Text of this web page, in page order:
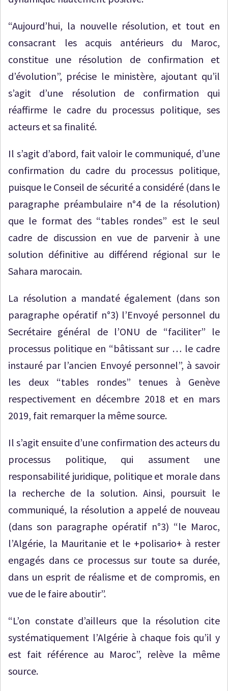
“Aujourd’hui, la nouvelle résolution, et tout en
consacrant les acquis antérieurs du Maroc,
constitue une résolution de confirmation et
d’évolution”, précise le ministère, ajoutant qu’il
s’agit d’une résolution de confirmation qui
réaffirme le cadre du processus politique, ses
acteurs et sa finalité.
Il s’agit d’abord, fait valoir le communiqué, d’une
confirmation du cadre du processus politique,
puisque le Conseil de sécurité a considéré (dans le
paragraphe préambulaire n°4 de la résolution)
que le format des “tables rondes” est le seul
cadre de discussion en vue de parvenir à une
solution définitive au différend régional sur le
Sahara marocain.
La résolution a mandaté également (dans son
paragraphe opératif n°3) l’Envoyé personnel du
Secrétaire général de l’ONU de “faciliter” le
processus politique en “bâtissant sur … le cadre
instauré par l’ancien Envoyé personnel”, à savoir
les deux “tables rondes” tenues à Genève
respectivement en décembre 2018 et en mars
2019, fait remarquer la même source.
Il s’agit ensuite d’une confirmation des acteurs du
processus politique, qui assument une
responsabilité juridique, politique et morale dans
la recherche de la solution. Ainsi, poursuit le
communiqué, la résolution a appelé de nouveau
(dans son paragraphe opératif n°3) “le Maroc,
l’Algérie, la Mauritanie et le +polisario+ à rester
engagés dans ce processus sur toute sa durée,
dans un esprit de réalisme et de compromis, en
vue de le faire aboutir”.
“L’on constate d’ailleurs que la résolution cite
systématiquement l’Algérie à chaque fois qu’il y
est fait référence au Maroc”, relève la même
source.